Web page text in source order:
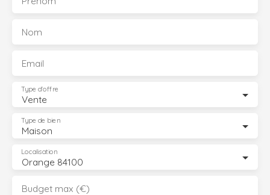
Nom
Email
Vente
Type d'offre
Maison
Type de bien
Orange 84100
Localisation
Budget max (€)